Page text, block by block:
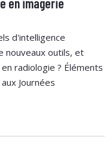
d'intelligence
nouveaux outils, et
radiologie ? Éléments
Journées